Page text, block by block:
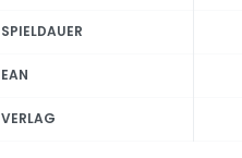
SPIELDAUER
EAN
VERLAG